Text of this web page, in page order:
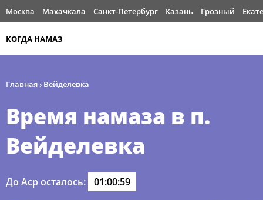
Москва Махачкала Санкт-Петербург Казань Грозный
КОГДА НАМАЗ
Главная› Вейделевка
Время намаза в п.
Вейделевка
До Аср осталось: 01:00:58